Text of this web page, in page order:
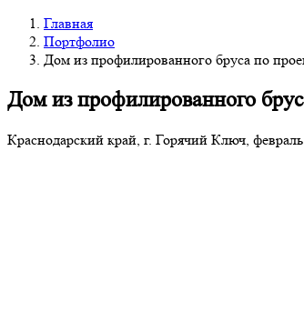
Главная
Портфолио
Дом из профилированного бруса по
Дом из профилированного
Краснодарский край, г. Горячий Ключ, февраль